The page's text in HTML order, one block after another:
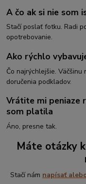
A čo ak si nie som
Stačí poslať fotku. Radi
opotrebovanie.
Ako rýchlo
Čo najrýchlejšie.
doručenia podkladov.
Vrátite mi peniaze
som platila
Áno, presne tak.
Máte otázky
Stačí nám napísať